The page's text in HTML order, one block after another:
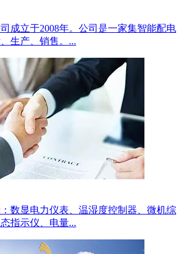
成立于2008年。公司是一家集智能配电
生产、销售。...
数显电力仪表、温湿度控制器、微机综
指示仪、电量...